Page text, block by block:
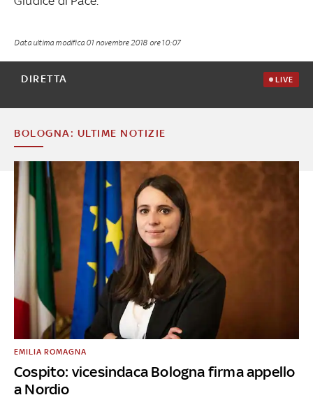
Data ultima modifica 01 novembre 2018 ore 10:07
DIRETTA LIVE
BOLOGNA: ULTIME NOTIZIE
Cospito: vicesindaca Bologna firma appello
a Nordio
EMILIA ROMAGNA